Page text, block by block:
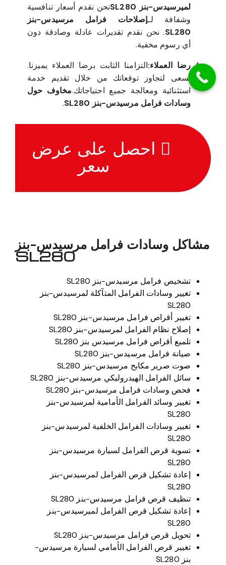
لميرسيدس-بنز SL280
نحن نقدم أسعار تنافسية
وشفافة لـإصلاحات فرامل مرسيدس-بنز
SL280. نحن نقدم تقديرات عادلة وصادقة دون
أي رسوم مخفية.
رضا العملاء:التزامنا الثابت برضا العملاء يميزنا.
نسعى لتجاوز توقعاتك من خلال تقديم خدمة
استثنائية ومعالجة جميع احتياجاتك.مخاوف حول
وسادات فرامل مرسيدس-بنز SL280
.
احصل على عرض
سعر
مشاكل وسادات فرامل مرسيدس-بنز
SL280
تشخيص فرامل مرسيدس-بنز SL280
تغيير وسادات الفرامل المتآكلة لمرسيدس-بنز
SL280
تغيير أقراص فرامل مرسيدس-بنز SL280
إصلاح نظام الفرامل لمرسيدس-بنز SL280
تلميع أقراص فرامل مرسيدس بنز SL280
صيانة فرامل مرسيدس-بنز SL280
صوت صرير مكابح مرسيدس-بنز SL280
سائل الفرامل الهيدروليكي مرسيدس-بنز SL280
فحص وسادات فرامل مرسيدس-بنز SL280
تغيير وسائد الفرامل الأمامية لمرسيدس-بنز
SL280
تغيير وسادات الفرامل الخلفية لمرسيدس-بنز
SL280
تسوية قرص الفرامل لسيارة مرسيدس-بنز
SL280
إعادة تشكيل قرص الفرامل لمرسيدس-بنز
SL280
تنظيف قرص فرامل مرسيدس-بنز SL280
إعادة تشكيل قرص الفرامل لميرسيدس-بنز
SL280
تحويل قرص فرامل مرسيدس-بنز SL280
تغيير قرص الفرامل الأمامي لسيارة مرسيدس-
بنز SL280